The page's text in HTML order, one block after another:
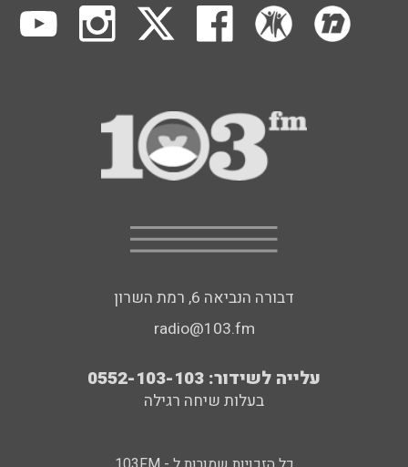
דבורה הנביאה 6, רמת השרון
radio@103.fm
עלייה לשידור: 0552-103-103
בעלות שיחה רגילה